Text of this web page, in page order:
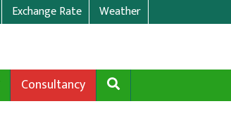
Exchange Rate Weather
Consultancy